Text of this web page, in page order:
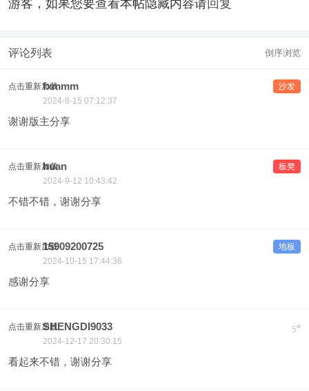
游客，如果您要查看本帖隐藏内容请回复
评论列表 倒序浏览
点击重新加载 沙发
fxmmm
2024-8-15 07:12:37
谢谢版主分享
点击重新加载 板凳
huan
2024-9-12 10:43:42
不错不错，谢谢分享
点击重新加载 地板
15909200725
2024-10-15 17:44:36
感谢分享
点击重新加载 5#
SHENGDI9033
2024-12-17 20:30:15
看起来不错，谢谢分享